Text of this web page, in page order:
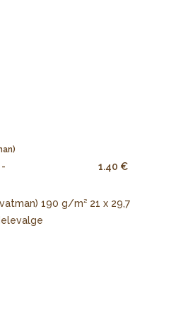
-
1.40 €